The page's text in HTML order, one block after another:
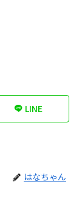
LINE
はなちゃん